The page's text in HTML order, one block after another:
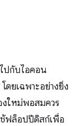
ปกับไอคอน
ดยเฉพาะอย่างยิ่ง
งใหม่พอสมควร
ฟล็อปปีดิสก์เพื่อ